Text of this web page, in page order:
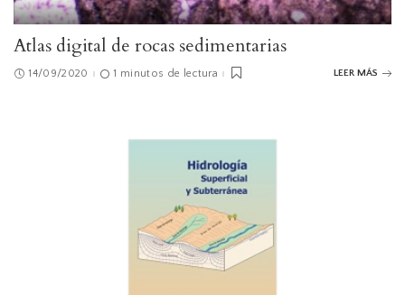
Atlas digital de rocas sedimentarias
14/09/2020 1 minutos de lectura LEER MÁS